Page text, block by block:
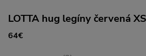
LOTTA hug legíny červená XS
64€